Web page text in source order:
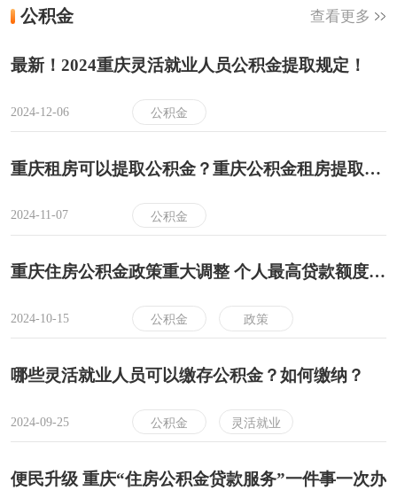
公积金 查看更多
最新！2024重庆灵活就业人员公积金提取规定！
2024-12-06 公积金
重庆租房可以提取公积金？重庆公积金租房提取次数规定！
2024-11-07 公积金
重庆住房公积金政策重大调整 个人最高贷款额度提高到80万元
2024-10-15 公积金 政策
哪些灵活就业人员可以缴存公积金？如何缴纳？
2024-09-25 公积金 灵活就业
便民升级 重庆“住房公积金贷款服务”一件事一次办